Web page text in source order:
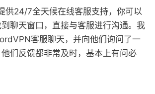
供24/7全天候在线客服支持，你可以
聊天窗口，直接与客服进行沟通。我
客服聊天，并向他们询问了一
们反馈都非常及时，基本上有问必